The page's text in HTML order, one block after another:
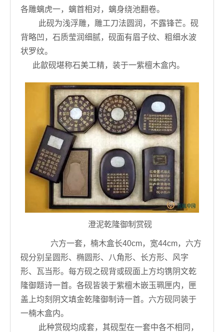
各雕螭虎一，螭首相对，螭身绕池翻卷。
此砚为浅浮雕，雕工刀法圆润，不露锋芒。砚
背略凹，石质莹润细腻，砚面有眉子纹、粗细水波
状罗纹。
此歙砚堪称石美工精，装于一紫檀木盒内。
澄泥乾隆御制赏砚
六方一套，楠木盒长40cm，宽44cm，六方
砚分别呈圆形、椭圆形、八角形、长方形、风字
形、瓦当形。每方砚之砚背或砚面上方均镌阴文乾
隆御题诗一首。各砚皆装于紫檀木嵌玉珮匣内，匣
盖上均刻阴文填金乾隆御制诗一首。六方砚同装于
一楠木盒内。
此种赏砚均成套，其砚型在一套中各不相同，